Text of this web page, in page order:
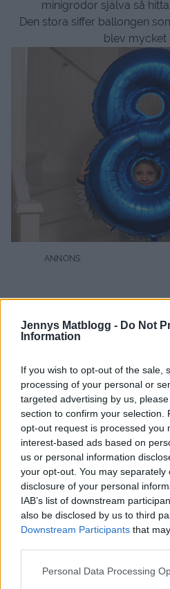
Jennys Matblogg - Do Not
Information
If you wish to opt-out of the sale,
processing of your personal or
targeted advertising by us,
section to confirm your selection.
opt-out request is processed you
interest-based ads based on
us or personal information
your opt-out. You may
disclosure of your personal
IAB’s list of downstream
also be disclosed by us to third
Downstream Participants that
Personal Data Processing
minigrodor själva så
Den stora siffer ballongen
blev mycket
Nu är födelsedagsbarnet och
skolan.
Nu blir det jobba ett par